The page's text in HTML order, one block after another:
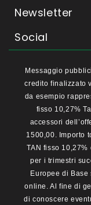
Newsletter
Social
Messaggio
credito finalizzato
da esempio
fisso 10,27%
accessori
1500,00. Importo
TAN fisso 10,27%
per i trimestri
Europee di
online. Al fine di
di conoscere